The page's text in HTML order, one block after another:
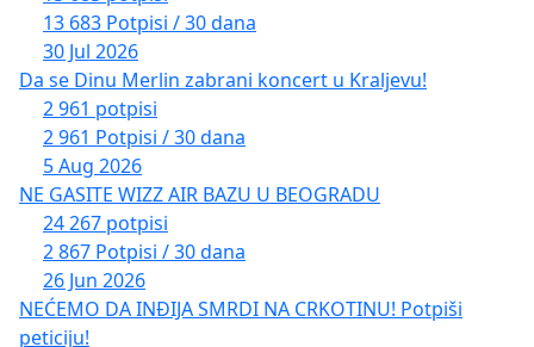
13 683 Potpisi / 30 dana
30 Jul 2026
Da se Dinu Merlin zabrani koncert u Kraljevu!
2 961 potpisi
2 961 Potpisi / 30 dana
5 Aug 2026
NE GASITE WIZZ AIR BAZU U BEOGRADU
24 267 potpisi
2 867 Potpisi / 30 dana
26 Jun 2026
NEĆEMO DA INĐIJA SMRDI NA CRKOTINU! Potpiši
peticiju!